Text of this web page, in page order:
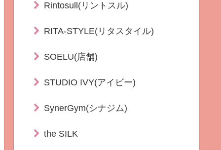
Rintosull(リントスル)
RITA-STYLE(リタスタイル)
SOELU(店舗)
STUDIO IVY(アイビー)
SynerGym(シナジム)
the SILK